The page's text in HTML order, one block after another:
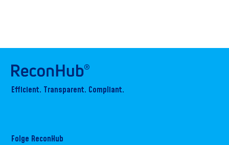
Efficient. Transparent. Compliant.
Folge ReconHub